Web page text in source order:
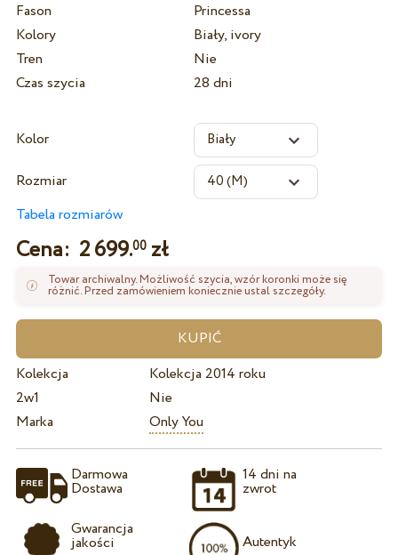
Fason
Princessa
Kolory
Biały, ivory
Tren
Nie
Czas szycia
28 dni
Kolor
Rozmiar
Tabela rozmiarów
Cena: 2 699.00zł
Towar archiwalny. Możliwość szycia, wzór koronki może się
różnić. Przed zamówieniem koniecznie ustal szczegóły.
Kolekcja
Kolekcja 2014 roku
2w1
Nie
Marka
Only You
Darmowa
Dostawa
Gwarancja
jakości
14 dni na
zwrot
Autentyk